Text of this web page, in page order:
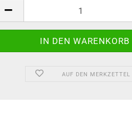
AUF DEN MERKZETTEL